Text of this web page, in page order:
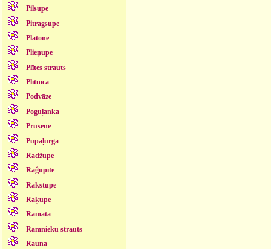
Pilsupe
Pitragsupe
Platone
Plieņupe
Plītes strauts
Plītnīca
Podvāze
Poguļanka
Prūsene
Pupaļurga
Radžupe
Raģupīte
Rākstupe
Raķupe
Ramata
Rāmnieku strauts
Rauna